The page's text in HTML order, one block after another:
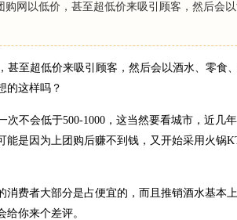
网以低价，甚至超低价来吸引顾客，然后会
至超低价来吸引顾客，然后会以酒水、零食
的这样吗？
不会低于500-1000，这当然要看城市，近几
是因为上团购后赚不到钱，又开始采用火锅
费者大部分是占便宜的，而且推销酒水基本
你来个差评。